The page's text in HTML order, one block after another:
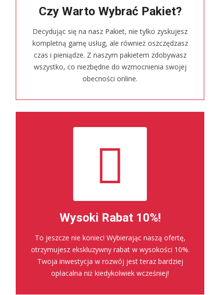
Czy Warto Wybrać Pakiet?
Decydując się na nasz Pakiet, nie tylko zyskujesz
kompletną gamę usług, ale również oszczędzasz
czas i pieniądze. Z naszym pakietem zdobywasz
wszystko, co niezbędne do wzmocnienia swojej
obecności online.
Wysoki Rabat 10%!
To jeszcze nie koniec! Wybierając naszą ofertę,
otrzymujesz ekskluzywny rabat w wysokości 10%.
Twoja inwestycja w rozwój jest teraz bardziej
opłacalna niż kiedykolwiek wcześniej!